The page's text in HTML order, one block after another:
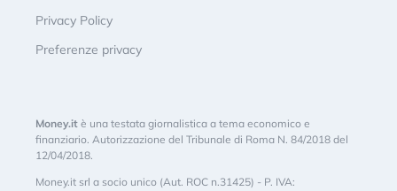
Privacy Policy
Preferenze privacy
Money.it è una testata giornalistica a tema economico e
finanziario. Autorizzazione del Tribunale di Roma N. 84/2018 del
12/04/2018.
Money.it srl a socio unico (Aut. ROC n.31425) - P. IVA: